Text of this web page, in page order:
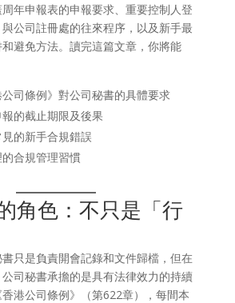
年申報表的申報要求、重要控制人登
公司註冊處的往來程序，以及新手最
避免方法。讀完這篇文章，你將能
司條例》對公司秘書的具體要求
的截止期限及後果
的新手合規錯誤
合規管理習慣
角色：不只是「行
只是負責開會記錄和文件歸檔，但在
司秘書承擔的是具有法律效力的持續
港公司條例》（第622章），每間本